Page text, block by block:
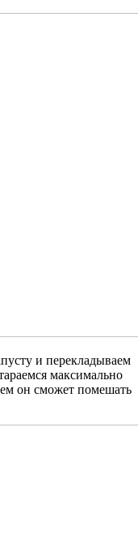
и перекладываем
максимально
он сможет помешать